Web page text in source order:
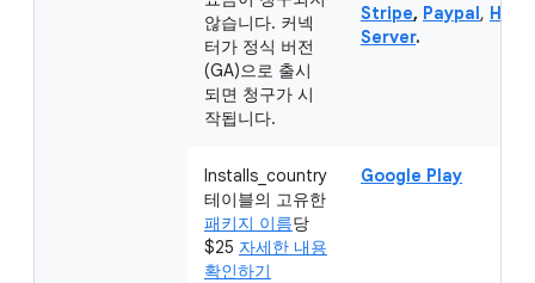
않습니다. 커넥
터가 정식 버전
(GA)으로 출시
되면 청구가 시
작됩니다.
Stripe, Paypal,
Server.
Installs_country
테이블의 고유한
패키지 이름당
$25 자세한 내용
확인하기
Google Play